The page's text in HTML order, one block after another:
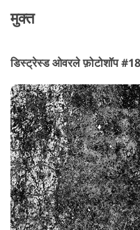
मुक्त
डिस्ट्रेस्ड ओवरले फ़ोटोशॉप